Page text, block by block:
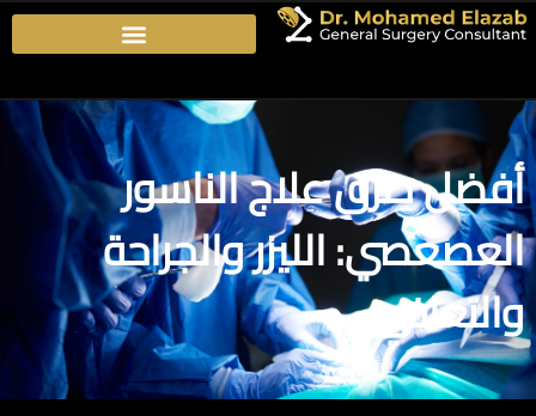
أفضل طرق علاج الناسور
العصعصي: الليزر والجراحة
والتعافي